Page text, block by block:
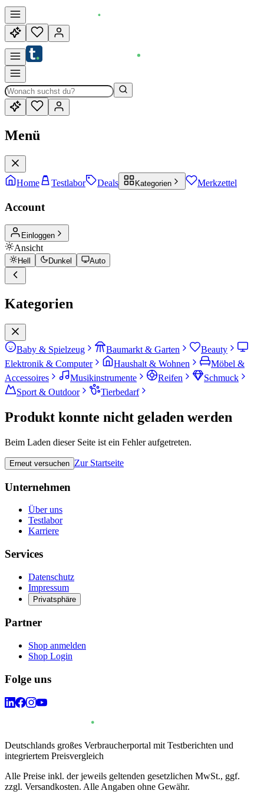
Menü
Home Testlabor Deals Kategorien Merkzettel
Account
Einloggen
Ansicht
Hell Dunkel Auto
Kategorien
Baby & Spielzeug Baumarkt & Garten
Beauty
Elektronik & Computer
Haushalt & Wohnen
Möbel &
Accessoires
Musikinstrumente Reifen
Schmuck
Sport & Outdoor
Tierbedarf
Produkt konnte nicht geladen werden
Beim Laden dieser Seite ist ein Fehler aufgetreten.
Erneut versuchen Zur Startseite
Unternehmen
Über uns
Testlabor
Karriere
Services
Datenschutz
Impressum
Privatsphäre
Partner
Shop anmelden
Shop Login
Folge uns
Deutschlands großes Verbraucherportal mit Testberichten und
integriertem Preisvergleich
Alle Preise inkl. der jeweils geltenden gesetzlichen MwSt., ggf.
zzgl. Versandkosten. Alle Angaben ohne Gewähr.